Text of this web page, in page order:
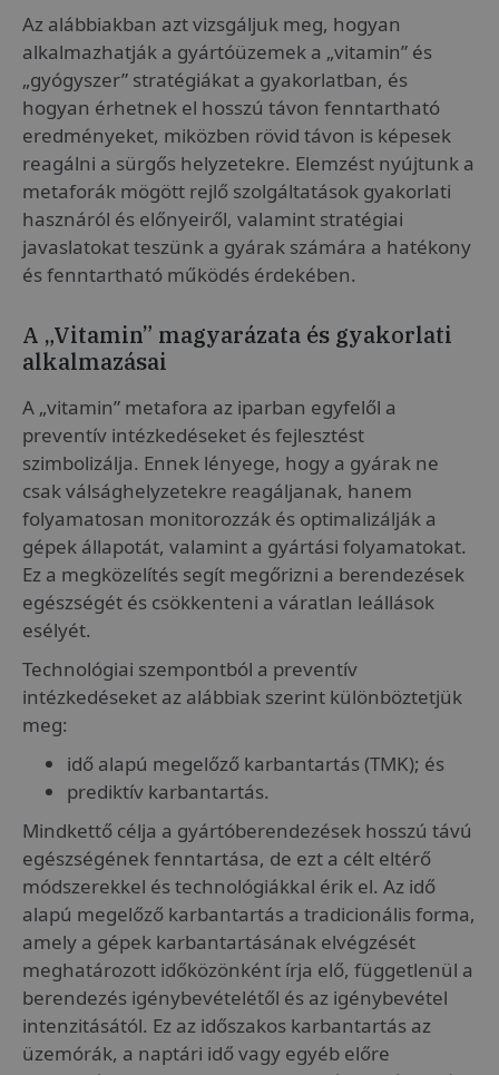
Az alábbiakban azt vizsgáljuk meg, hogyan
alkalmazhatják a gyártóüzemek a „vitamin” és
„gyógyszer” stratégiákat a gyakorlatban, és
hogyan érhetnek el hosszú távon fenntartható
eredményeket, miközben rövid távon is képesek
reagálni a sürgős helyzetekre. Elemzést nyújtunk a
metaforák mögött rejlő szolgáltatások gyakorlati
hasznáról és előnyeiről, valamint stratégiai
javaslatokat teszünk a gyárak számára a hatékony
és fenntartható működés érdekében.
A „Vitamin” magyarázata és gyakorlati
alkalmazásai
A „vitamin” metafora az iparban egyfelől a
preventív intézkedéseket és fejlesztést
szimbolizálja. Ennek lényege, hogy a gyárak ne
csak válsághelyzetekre reagáljanak, hanem
folyamatosan monitorozzák és optimalizálják a
gépek állapotát, valamint a gyártási folyamatokat.
Ez a megközelítés segít megőrizni a berendezések
egészségét és csökkenteni a váratlan leállások
esélyét.
Technológiai szempontból a preventív
intézkedéseket az alábbiak szerint különböztetjük
meg:
idő alapú megelőző karbantartás (TMK); és
prediktív karbantartás.
Mindkettő célja a gyártóberendezések hosszú távú
egészségének fenntartása, de ezt a célt eltérő
módszerekkel és technológiákkal érik el. Az idő
alapú megelőző karbantartás a tradicionális forma,
amely a gépek karbantartásának elvégzését
meghatározott időközönként írja elő, függetlenül a
berendezés igénybevételétől és az igénybevétel
intenzitásától. Ez az időszakos karbantartás az
üzemórák, a naptári idő vagy egyéb előre